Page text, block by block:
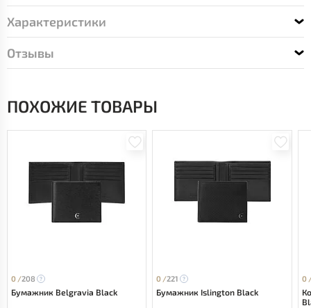
Характеристики
Отзывы
ПОХОЖИЕ ТОВАРЫ
0 /208
Бумажник Belgravia Black
0 /221
Бумажник Islington Black
0